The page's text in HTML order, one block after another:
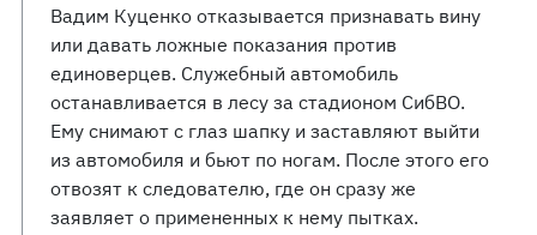
Вадим Куценко отказывается признавать вину
или давать ложные показания против
единоверцев. Служебный автомобиль
останавливается в лесу за стадионом СибВО.
Ему снимают с глаз шапку и заставляют выйти
из автомобиля и бьют по ногам. После этого его
отвозят к следователю, где он сразу же
заявляет о примененных к нему пытках.